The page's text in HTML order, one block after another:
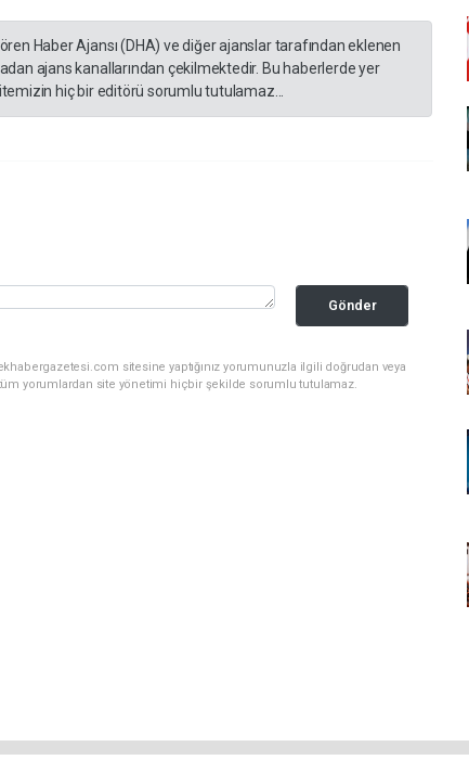
Haber Ajansı (DHA) ve diğer ajanslar tarafından eklenen
ajans kanallarından çekilmektedir. Bu haberlerde yer
hiç bir editörü sorumlu tutulamaz...
Gönder
sitesine yaptığınız yorumunuzla ilgili doğrudan veya
yorumlardan site yönetimi hiçbir şekilde sorumlu tutulamaz.